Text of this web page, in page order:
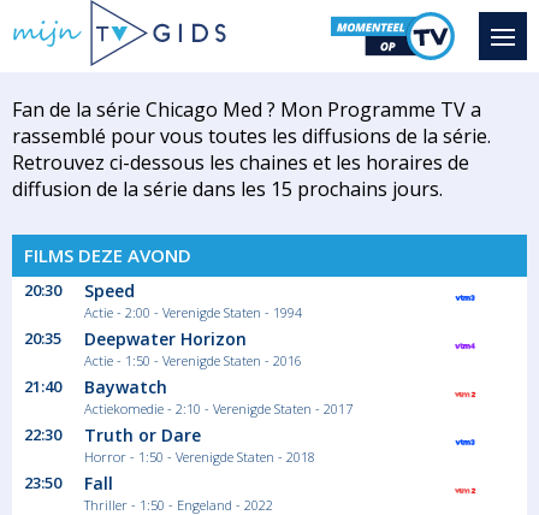
Fan de la série Chicago Med ? Mon Programme TV a
rassemblé pour vous toutes les diffusions de la série.
Retrouvez ci-dessous les chaines et les horaires de
diffusion de la série dans les 15 prochains jours.
FILMS DEZE AVOND
20:30 Speed
Actie - 2:00 - Verenigde Staten - 1994
20:35 Deepwater Horizon
Actie - 1:50 - Verenigde Staten - 2016
21:40 Baywatch
Actiekomedie - 2:10 - Verenigde Staten - 2017
22:30 Truth or Dare
Horror - 1:50 - Verenigde Staten - 2018
23:50 Fall
Thriller - 1:50 - Engeland - 2022